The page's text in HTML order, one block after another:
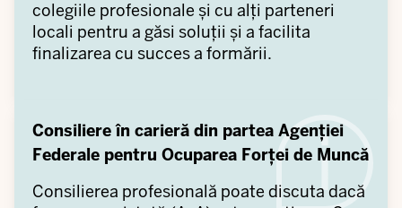
colegiile profesionale și cu alți parteneri
locali pentru a găsi soluții și a facilita
finalizarea cu succes a formării.
Consiliere în carieră din partea Agenției
Federale pentru Ocuparea Forței de Muncă
Consilierea profesională poate discuta dacă